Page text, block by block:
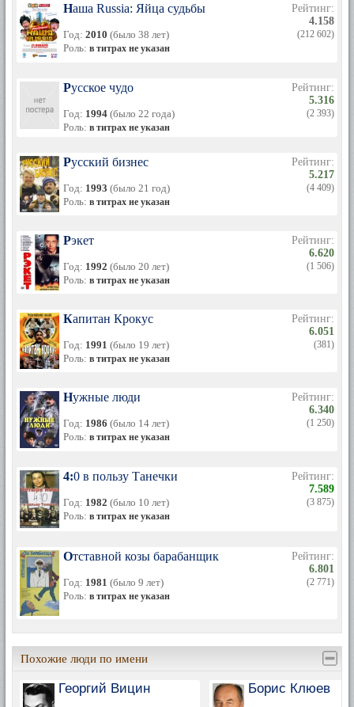
Наша Russia: Яйца судьбы
Год: 2010 (было 38 лет)
Роль: в титрах не указан
Рейтинг:
4.158
(212 602)
Русское чудо
Год: 1994 (было 22 года)
Роль: в титрах не указан
Рейтинг:
5.316
(2 393)
Русский бизнес
Год: 1993 (было 21 год)
Роль: в титрах не указан
Рейтинг:
5.217
(4 409)
Рэкет
Год: 1992 (было 20 лет)
Роль: в титрах не указан
Рейтинг:
6.620
(1 506)
Капитан Крокус
Год: 1991 (было 19 лет)
Роль: в титрах не указан
Рейтинг:
6.051
(381)
Нужные люди
Год: 1986 (было 14 лет)
Роль: в титрах не указан
Рейтинг:
6.340
(1 250)
4:0 в пользу Танечки
Год: 1982 (было 10 лет)
Роль: в титрах не указан
Рейтинг:
7.589
(3 875)
Отставной козы барабанщик
Год: 1981 (было 9 лет)
Роль: в титрах не указан
Рейтинг:
6.801
(2 771)
Похожие люди по имени
Георгий Вицин Борис Клюев